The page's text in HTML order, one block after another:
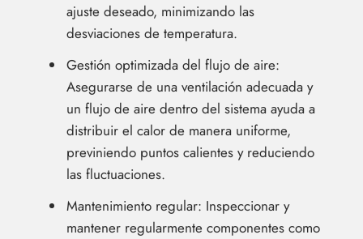
ajuste deseado, minimizando las
desviaciones de temperatura.
Gestión optimizada del flujo de aire:
Asegurarse de una ventilación adecuada y
un flujo de aire dentro del sistema ayuda a
distribuir el calor de manera uniforme,
previniendo puntos calientes y reduciendo
las fluctuaciones.
Mantenimiento regular: Inspeccionar y
mantener regularmente componentes como